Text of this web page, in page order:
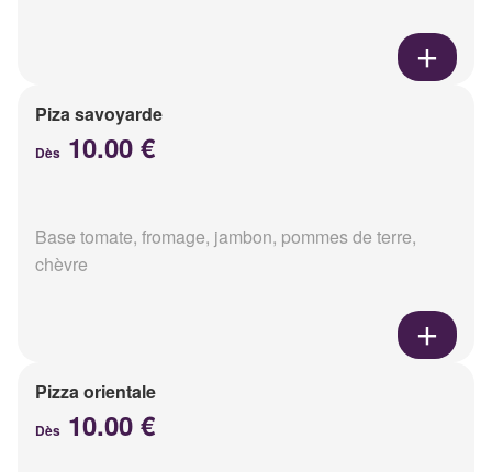
Piza savoyarde
Dès 10.00 €
Base tomate, fromage, jambon, pommes de terre,
chèvre
Pizza orientale
Dès 10.00 €